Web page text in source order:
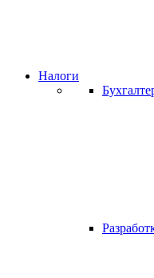
Налоги